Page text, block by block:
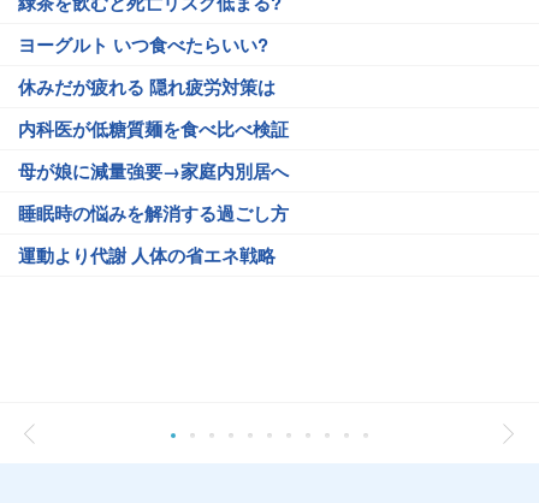
ヨーグルト いつ食べたらいい?
休みだが疲れる 隠れ疲労対策は
内科医が低糖質麺を食べ比べ検証
母が娘に減量強要→家庭内別居へ
睡眠時の悩みを解消する過ごし方
運動より代謝 人体の省エネ戦略